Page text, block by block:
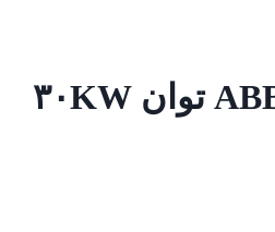
الکتروموتور ABB توان ۳۰KW